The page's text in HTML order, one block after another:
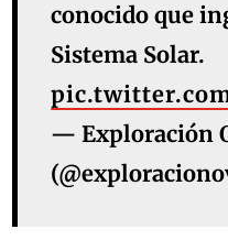
conocido que
Sistema Solar.
— Exploración